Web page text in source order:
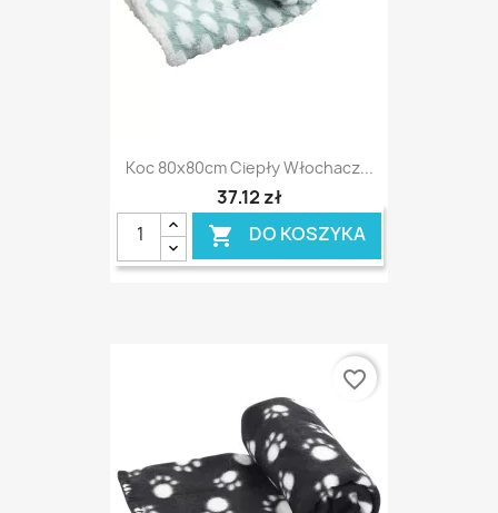
Koc 80x80cm Ciepły Włochacz...
37,12 zł
 DO KOSZYKA
favorite_border